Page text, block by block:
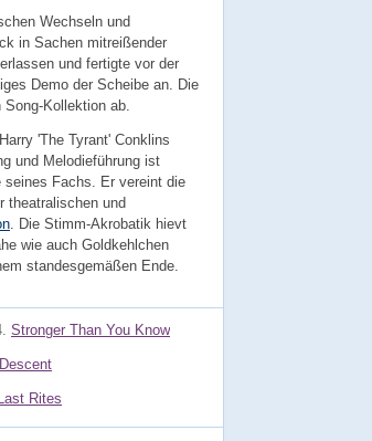
Wechseln und
in Sachen mitreißender
und fertigte vor der
Demo der Scheibe an. Die
Kollektion ab.
'The Tyrant' Conklins
und Melodieführung ist
seines Fachs. Er vereint die
theatralischen und
. Die Stimm-Akrobatik hievt
wie auch Goldkehlchen
standesgemäßen Ende.
Stronger Than You Know
Rites